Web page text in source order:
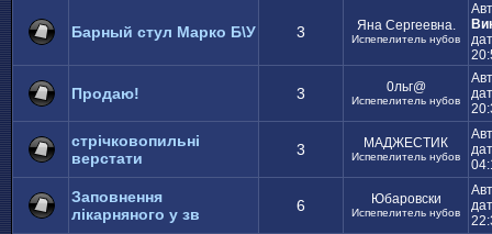
Барный стул Марко Б\У 3 Яна Сергеевна.
Испепелитель нубов
Продаю! 3 0льг@
Испепелитель нубов
стрічковопильні
верстати
3 МАДЖЕСТИК
Испепелитель нубов
Заповнення
лікарняного у зв
6 Юбаровски
Испепелитель нубов